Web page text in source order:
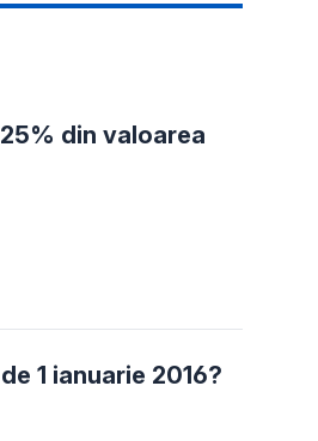
din valoarea
1 ianuarie 2016?